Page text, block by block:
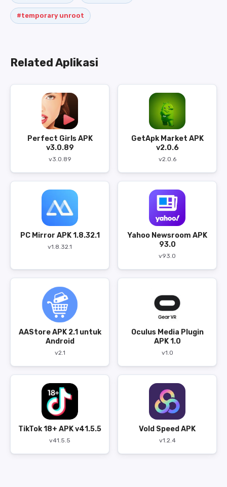
#temporary unroot
Related Aplikasi
Perfect Girls APK
v3.0.89
v3.0.89
GetApk Market APK
v2.0.6
v2.0.6
PC Mirror APK 1.8.32.1
v1.8.32.1
Yahoo Newsroom APK
93.0
v93.0
AAStore APK 2.1 untuk
Android
v2.1
Oculus Media Plugin
APK 1.0
v1.0
TikTok 18+ APK v41.5.5
v41.5.5
Vold Speed APK
v1.2.4